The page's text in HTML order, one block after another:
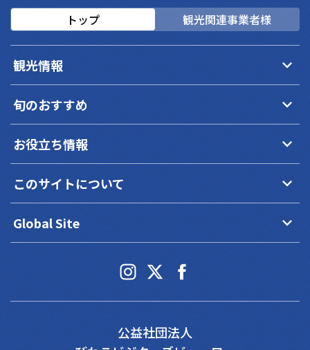
トップ 観光関連事業者様
観光情報 keyboard_arrow_down
旬のおすすめ keyboard_arrow_down
お役立ち情報 keyboard_arrow_down
このサイトについて keyboard_arrow_down
Global Site keyboard_arrow_down
公益社団法人